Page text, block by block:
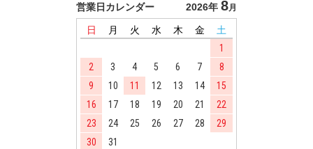
営業日カレンダー 2026年 8月
日 月 火 水 木 金
土
1
2
3 4 5 6 7
8
9
10 11 12 13 14
15
16
17 18 19 20 21
22
23
24 25 26 27 28
29
30
31